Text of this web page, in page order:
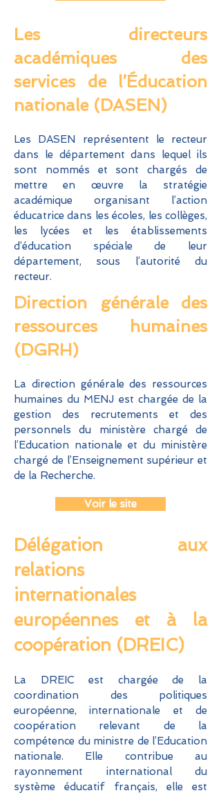
Les directeurs
académiques des
services de l’Éducation
nationale (DASEN)
Les DASEN représentent le recteur
dans le département dans lequel ils
sont nommés et sont chargés de
mettre en œuvre la stratégie
académique organisant l’action
éducatrice dans les écoles, les collèges,
les lycées et les établissements
d’éducation spéciale de leur
département, sous l’autorité du
recteur.
Direction générale des
ressources humaines
(DGRH)
La direction générale des ressources
humaines du MENJ est chargée de la
gestion des recrutements et des
personnels du ministère chargé de
l’Education nationale et du ministère
chargé de l’Enseignement supérieur et
de la Recherche.
Voir le site
Délégation aux
relations
internationales
européennes et à la
coopération (DREIC)
La DREIC est chargée de la
coordination des politiques
européenne, internationale et de
coopération relevant de la
compétence du ministre de l’Education
nationale. Elle contribue au
rayonnement international du
système éducatif français, elle est